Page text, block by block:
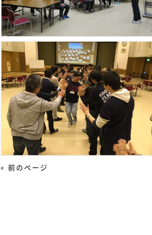
« 前のページ